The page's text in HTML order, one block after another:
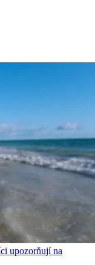
upozorňují na